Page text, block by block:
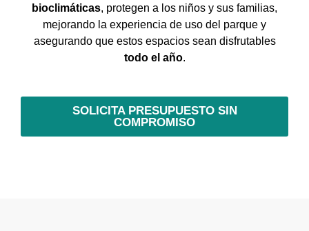
bioclimáticas, protegen a los niños y sus familias,
mejorando la experiencia de uso del parque y
asegurando que estos espacios sean disfrutables
todo el año.
SOLICITA PRESUPUESTO SIN
COMPROMISO